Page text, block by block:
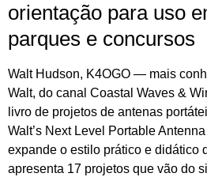
orientação para uso
parques e concursos
Walt Hudson, K4OGO — mais
Walt, do canal Coastal Waves &
livro de projetos de antenas
Walt’s Next Level Portable
expande o estilo prático e didático
apresenta 17 projetos que vão do